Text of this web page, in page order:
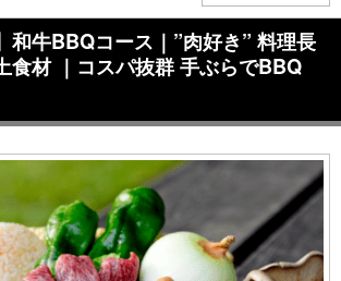
和牛BBQコース｜”肉好き” 料理長
食材 ｜コスパ抜群 手ぶらでBBQ